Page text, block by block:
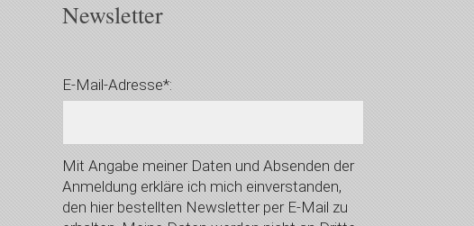
Newsletter
E-Mail-Adresse*:
Mit Angabe meiner Daten und Absenden der
Anmeldung erkläre ich mich einverstanden,
den hier bestellten Newsletter per E-Mail zu